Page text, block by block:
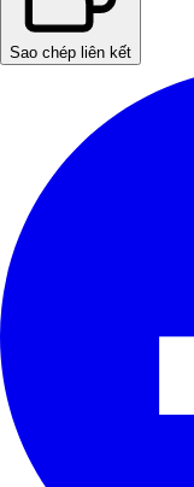
Sao chép liên kết